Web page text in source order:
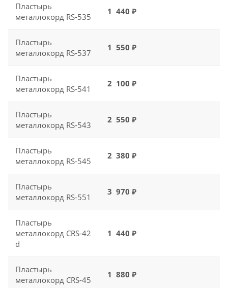
Пластырь
металлокорд RS-535
1 440 ₽
Пластырь
металлокорд RS-537
1 550 ₽
Пластырь
металлокорд RS-541
2 100 ₽
Пластырь
металлокорд RS-543
2 550 ₽
Пластырь
металлокорд RS-545
2 380 ₽
Пластырь
металлокорд RS-551
3 970 ₽
Пластырь
металлокорд СRS-42
d
1 440 ₽
Пластырь
металлокорд СRS-45
1 880 ₽